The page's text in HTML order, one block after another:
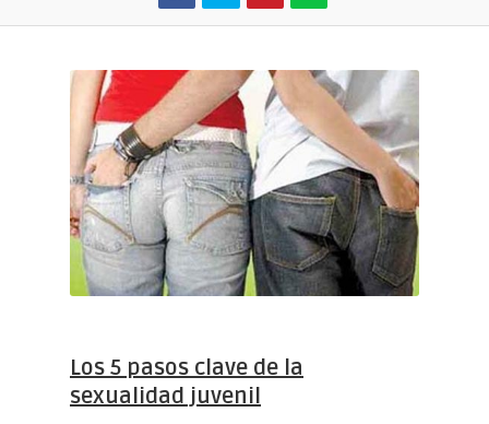
Los 5 pasos clave de la
sexualidad juvenil